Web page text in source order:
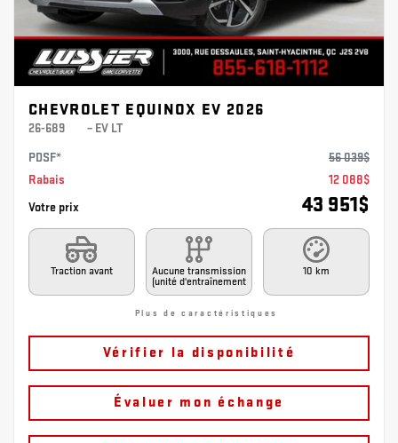
CHEVROLET EQUINOX EV 2026
26-689
– EV LT
PDSF*
56 039$
Rabais
12 088$
Votre prix
43 951$
Traction avant
Aucune transmission
(unité d'entraînement
10 km
Plus de caractéristiques
Vérifier la disponibilité
Évaluer mon échange